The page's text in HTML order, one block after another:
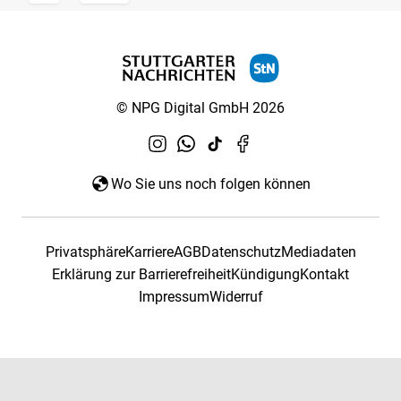
© NPG Digital GmbH 2026
Wo Sie uns noch folgen können
PrivatsphäreKarriereAGBDatenschutzMediadaten
Erklärung zur BarrierefreiheitKündigungKontakt
ImpressumWiderruf